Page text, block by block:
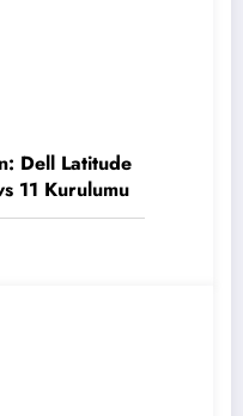
Dell Latitude
11 Kurulumu